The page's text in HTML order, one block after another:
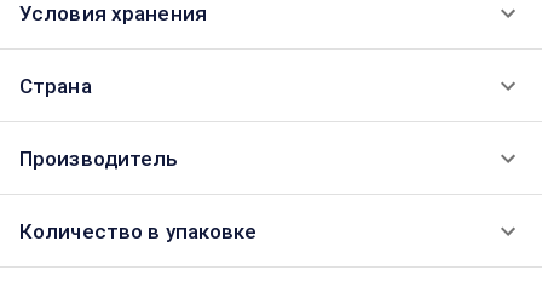
Условия хранения
Страна
Производитель
Количество в упаковке